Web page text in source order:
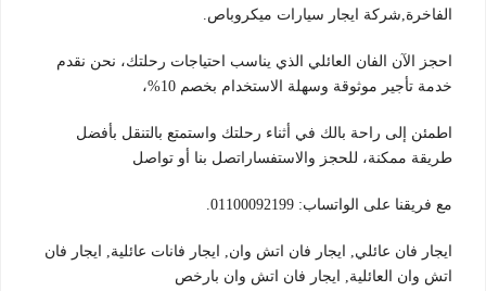
الفاخرة,شركة ايجار سيارات ميكروباص.
احجز الآن الفان العائلي الذي يناسب احتياجات رحلتك، نحن نقدم
خدمة تأجير موثوقة وسهلة الاستخدام بخصم 10%،
اطمئن إلى راحة بالك في أثناء رحلتك واستمتع بالتنقل بأفضل
طريقة ممكنة، للحجز والاستفساراتصل بنا أو تواصل
مع فريقنا على الواتساب: 01100092199.
ايجار فان عائلي, ايجار فان اتش وان, ايجار فانات عائلية, ايجار فان
اتش وان العائلية, ايجار فان اتش وان بارخص